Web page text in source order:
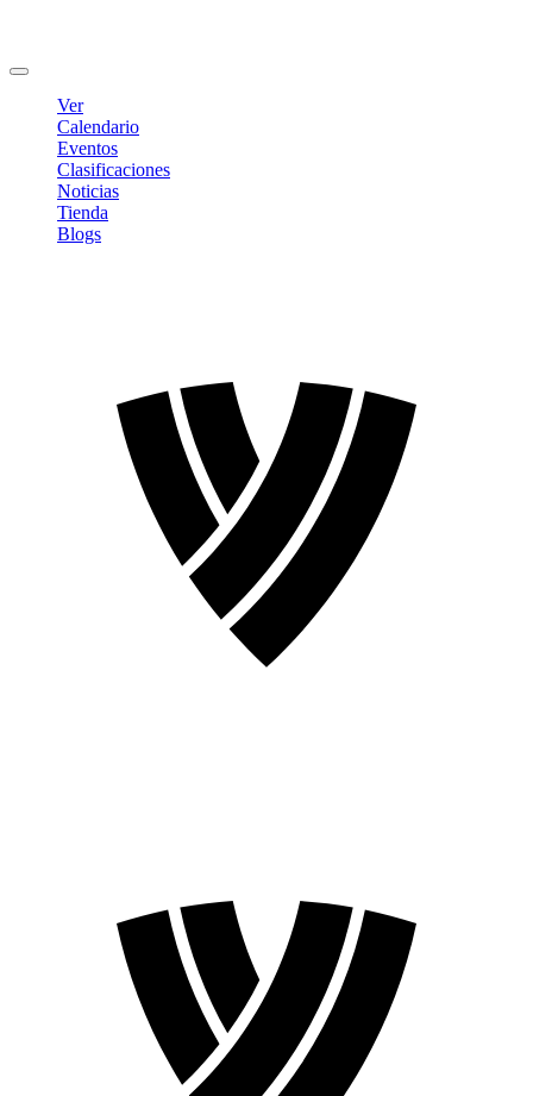
Ver
Calendario
Eventos
Clasificaciones
Noticias
Tienda
Blogs